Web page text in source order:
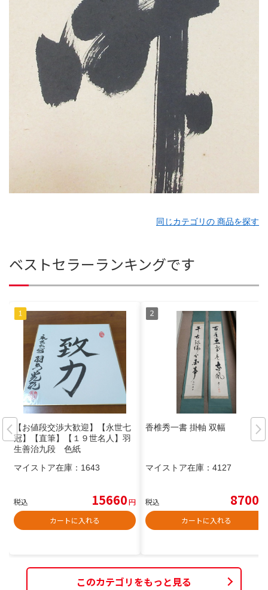
同じカテゴリの 商品を探す
ベストセラーランキングです
【お値段交渉大歓迎】【永世七
冠】【直筆】【１９世名人】羽
生善治九段 色紙
マイストア在庫： 1643
税込 15660円
カートに入れる
香椎秀一書 掛軸 双幅
マイストア在庫： 4127
税込 8700
カートに入れる
このカテゴリをもっと見る